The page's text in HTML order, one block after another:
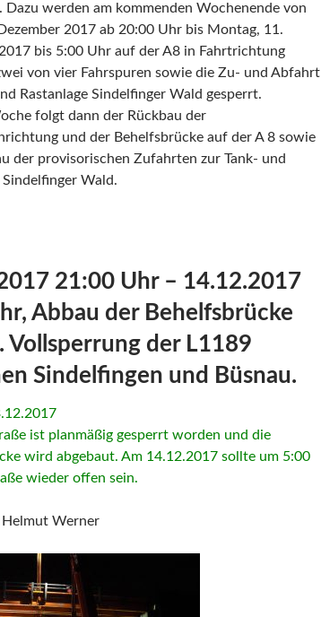
Dazu werden am kommenden Wochenende von
2017 ab 20:00 Uhr bis Montag, 11.
bis 5:00 Uhr auf der A8 in Fahrtrichtung
von vier Fahrspuren sowie die Zu- und Abfahrt
Rastanlage Sindelfinger Wald gesperrt.
folgt dann der Rückbau der
und der Behelfsbrücke auf der A 8 sowie
der provisorischen Zufahrten zur Tank- und
Sindelfinger Wald.
21:00 Uhr – 14.12.2017
Abbau der Behelfsbrücke
Vollsperrung der L1189
Sindelfingen und Büsnau.
ist planmäßig gesperrt worden und die
wird abgebaut. Am 14.12.2017 sollte um 5:00
wieder offen sein.
Werner